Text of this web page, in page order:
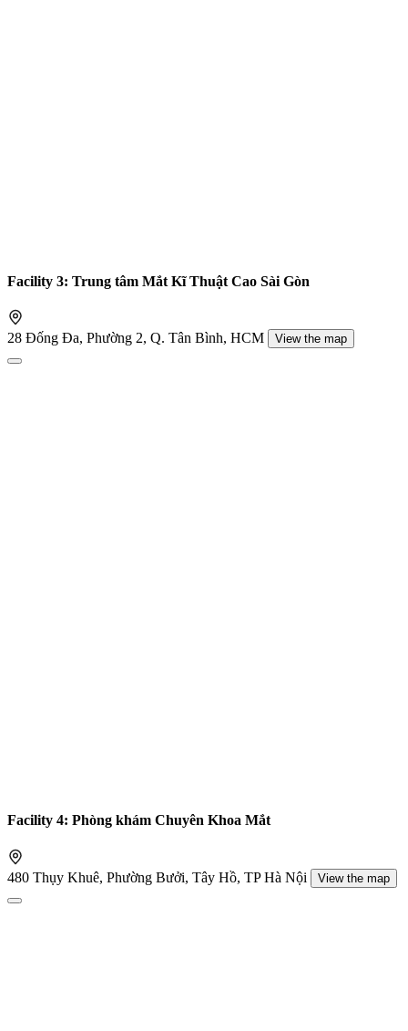
Facility 3: Trung tâm Mắt Kĩ Thuật Cao Sài Gòn
28 Đống Đa, Phường 2, Q. Tân Bình, HCM View the map
Facility 4: Phòng khám Chuyên Khoa Mắt
480 Thụy Khuê, Phường Bưởi, Tây Hồ, TP Hà Nội View the map